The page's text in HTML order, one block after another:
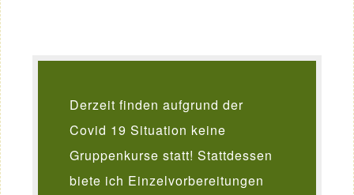
Derzeit finden aufgrund der
Covid 19 Situation keine
Gruppenkurse statt! Stattdessen
biete ich Einzelvorbereitungen